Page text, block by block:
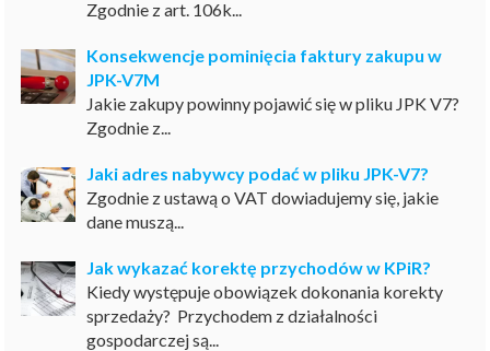
Zgodnie z art. 106k...
Konsekwencje pominięcia faktury zakupu w
JPK-V7M
Jakie zakupy powinny pojawić się w pliku JPK V7?
Zgodnie z...
Jaki adres nabywcy podać w pliku JPK-V7?
Zgodnie z ustawą o VAT dowiadujemy się, jakie
dane muszą...
Jak wykazać korektę przychodów w KPiR?
Kiedy występuje obowiązek dokonania korekty
sprzedaży? Przychodem z działalności
gospodarczej są...